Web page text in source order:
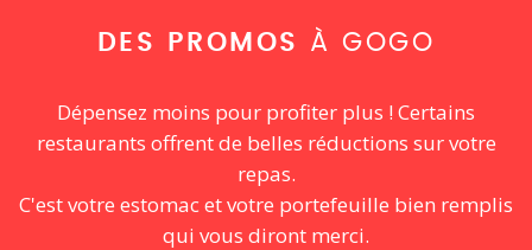
DES PROMOS À GOGO
Dépensez moins pour profiter plus ! Certains
restaurants offrent de belles réductions sur votre
repas.
C'est votre estomac et votre portefeuille bien remplis
qui vous diront merci.